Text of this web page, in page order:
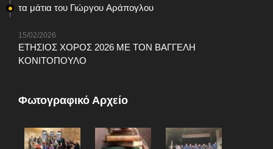
τα μάτια του Γιώργου Αράπογλου
15/02/2026
ΕΤΗΣΙΟΣ ΧΟΡΟΣ 2026 ΜΕ ΤΟΝ ΒΑΓΓΕΛΗ
ΚΟΝΙΤΟΠΟΥΛΟ
Φωτογραφικό Αρχείο